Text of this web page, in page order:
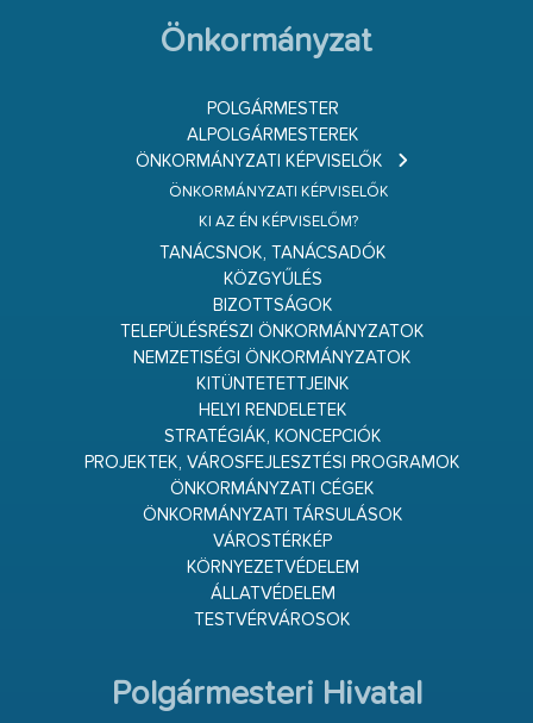
Önkormányzat
POLGÁRMESTER
ALPOLGÁRMESTEREK
ÖNKORMÁNYZATI KÉPVISELŐK
ÖNKORMÁNYZATI KÉPVISELŐK
KI AZ ÉN KÉPVISELŐM?
TANÁCSNOK, TANÁCSADÓK
KÖZGYŰLÉS
BIZOTTSÁGOK
TELEPÜLÉSRÉSZI ÖNKORMÁNYZATOK
NEMZETISÉGI ÖNKORMÁNYZATOK
KITÜNTETETTJEINK
HELYI RENDELETEK
STRATÉGIÁK, KONCEPCIÓK
PROJEKTEK, VÁROSFEJLESZTÉSI PROGRAMOK
ÖNKORMÁNYZATI CÉGEK
ÖNKORMÁNYZATI TÁRSULÁSOK
VÁROSTÉRKÉP
KÖRNYEZETVÉDELEM
ÁLLATVÉDELEM
TESTVÉRVÁROSOK
Polgármesteri Hivatal